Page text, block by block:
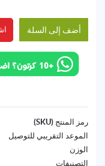
أضف إلى السلة
رمز المنتج (SKU)
الموعد التقريبي للتوصيل
الوزن
التصنيفات